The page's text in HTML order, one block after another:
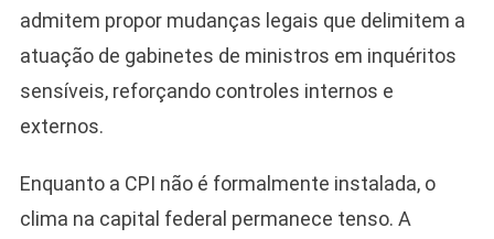
admitem propor mudanças legais que delimitem a
atuação de gabinetes de ministros em inquéritos
sensíveis, reforçando controles internos e
externos.
Enquanto a CPI não é formalmente instalada, o
clima na capital federal permanece tenso. A